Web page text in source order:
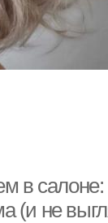
в салоне:
(и не